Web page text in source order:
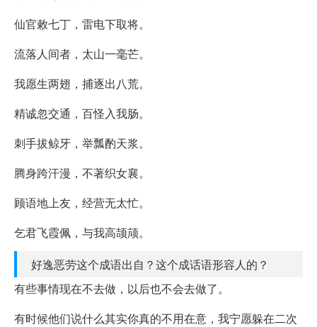
仙官敕七丁，雷电下取将。
流落人间者，太山一毫芒。
我愿生两翅，捕逐出八荒。
精诚忽交通，百怪入我肠。
刺手拔鲸牙，举瓢酌天浆。
腾身跨汗漫，不著织女襄。
顾语地上友，经营无太忙。
乞君飞霞佩，与我高颉颃。
好逸恶劳这个成语出自？这个成话语形容人的？
有些事情现在不去做，以后也不会去做了。
有时候他们说什么其实你真的不用在意，我宁愿躲在二次